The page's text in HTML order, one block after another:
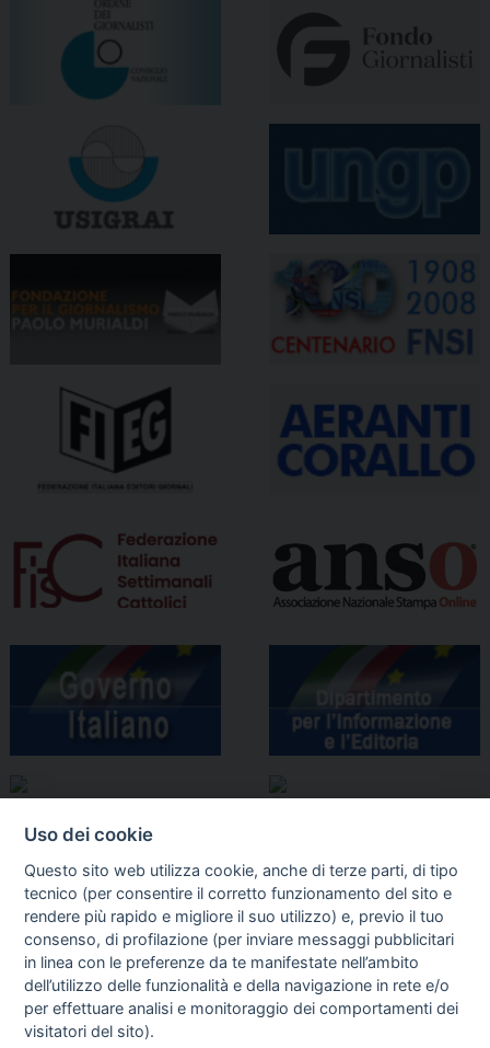
I libri Vedi tutti
Uso dei cookie
Questo sito web utilizza cookie, anche di terze parti, di tipo
tecnico (per consentire il corretto funzionamento del sito e
rendere più rapido e migliore il suo utilizzo) e, previo il tuo
consenso, di profilazione (per inviare messaggi pubblicitari
in linea con le preferenze da te manifestate nell’ambito
dell’utilizzo delle funzionalità e della navigazione in rete e/o
per effettuare analisi e monitoraggio dei comportamenti dei
visitatori del sito).